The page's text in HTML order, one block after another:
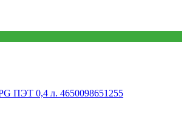
ПЭТ 0,4 л. 4650098651255